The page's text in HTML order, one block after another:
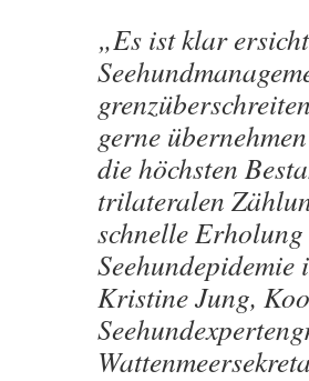
„Es ist klar
gerne
die höchsten
trilateralen
schnelle
Kristine Jung,